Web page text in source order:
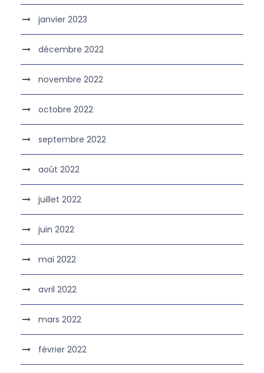
janvier 2023
décembre 2022
novembre 2022
octobre 2022
septembre 2022
août 2022
juillet 2022
juin 2022
mai 2022
avril 2022
mars 2022
février 2022